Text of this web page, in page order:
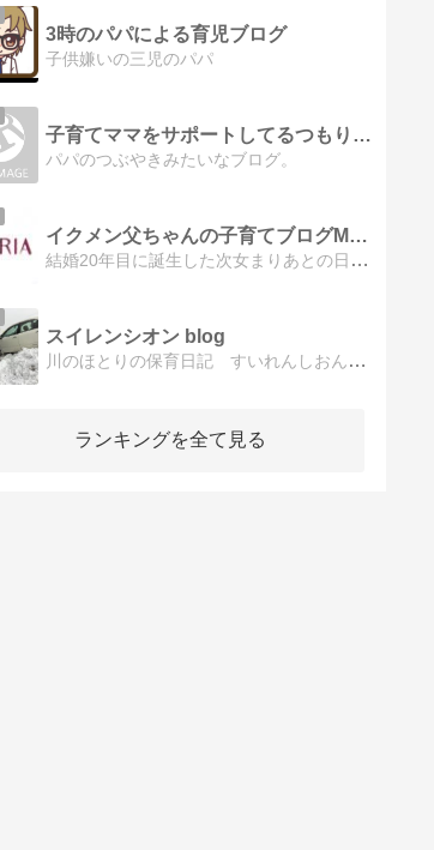
3時のパパによる育児ブログ
子供嫌いの三児のパパ
子育てママをサポートしてるつもり（笑）
パパのつぶやきみたいなブログ。
イクメン父ちゃんの子育てブログMARIA
結婚20年目に誕生した次女まりあとの日常20歳・17歳・2歳の子どもの父ちゃん。これまでの気づきをまりあに全力投球！
スイレンシオン blog
川のほとりの保育日記 すいれんしおんブログ 二人の食事管理、サッカー空手の送迎やら・・手一杯の毎日です。
ランキングを全て見る